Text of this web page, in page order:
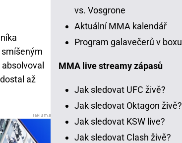
smíšeným
až
vs. Vosgrone
Aktuální MMA kalendář
Program galavečerů v boxu
MMA live streamy zápasů
Jak sledovat UFC živě?
Jak sledovat Oktagon živě?
Jak sledovat KSW live?
Jak sledovat Clash živě?